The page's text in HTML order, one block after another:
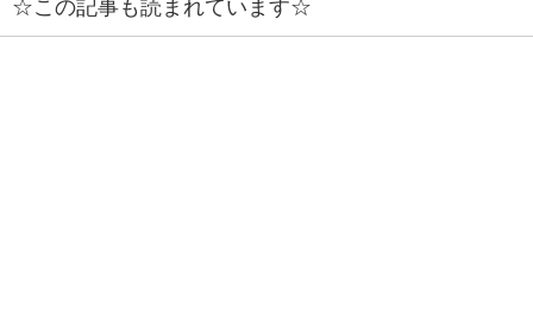
☆この記事も読まれています☆